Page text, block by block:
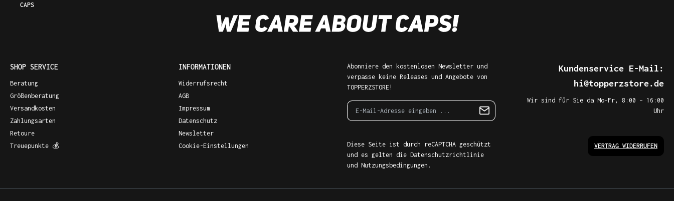
CAPS
SHOP SERVICE
Beratung
Größenberatung
Versandkosten
Zahlungsarten
Retoure
Treuepunkte 💰
INFORMATIONEN
Widerrufsrecht
AGB
Impressum
Datenschutz
Newsletter
Cookie-Einstellungen
Abonniere den kostenlosen Newsletter und
verpasse keine Releases und Angebote von
TOPPERZSTORE!
Diese Seite ist durch reCAPTCHA geschützt
und es gelten die Datenschutzrichtlinie
und Nutzungsbedingungen .
Kundenservice E-Mail:
hi@topperzstore.de
Wir sind für Sie da Mo–Fr, 8:00 – 16:00
Uhr
VERTRAG WIDERRUFEN